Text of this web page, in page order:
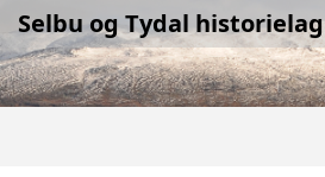
Selbu og Tydal historielag